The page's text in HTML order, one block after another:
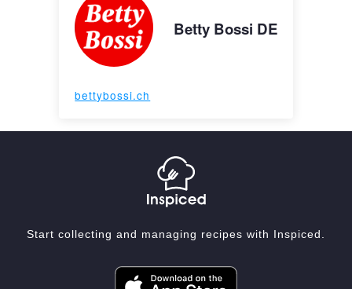
Betty Bossi DE
bettybossi.ch
Start collecting and managing recipes with Inspiced.